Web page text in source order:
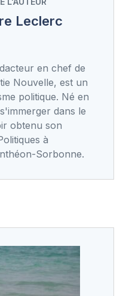
Leclerc
en chef de
Nouvelle, est un
politique. Né en
dans le
obtenu son
à
Sorbonne.